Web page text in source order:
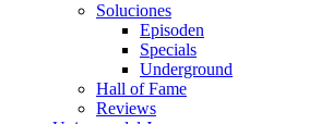
Soluciones
Episoden
Specials
Underground
Hall of Fame
Reviews